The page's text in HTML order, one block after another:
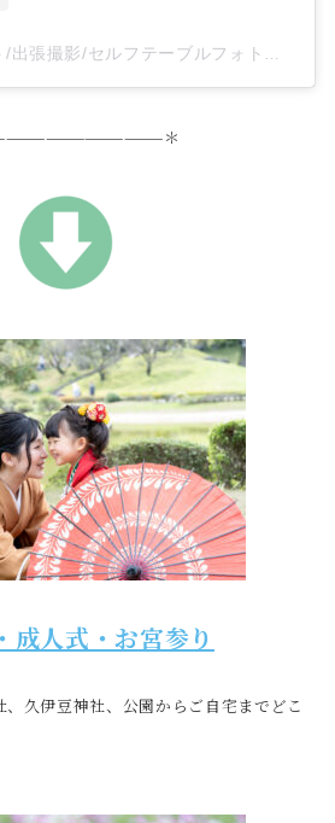
＊
成人式・お宮参り
久伊豆神社、公園からご自宅までどこ